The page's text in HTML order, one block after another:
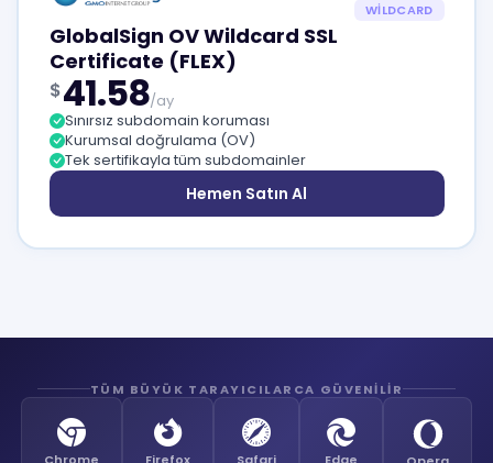
WILDCARD
GlobalSign OV Wildcard SSL
Certificate (FLEX)
$41.58/ay
Sınırsız subdomain koruması
Kurumsal doğrulama (OV)
Tek sertifikayla tüm subdomainler
Hemen Satın Al
TÜM BÜYÜK TARAYICILARCA GÜVENILIR
Chrome Firefox Safari Edge